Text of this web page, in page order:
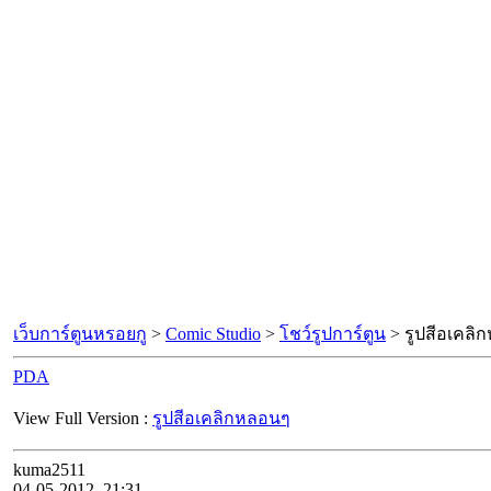
เว็บการ์ตูนหรอยกู > Comic Studio > โชว์รูปการ์ตูน > รูปสีอเคลิ
PDA
View Full Version : รูปสีอเคลิกหลอนๆ
kuma2511